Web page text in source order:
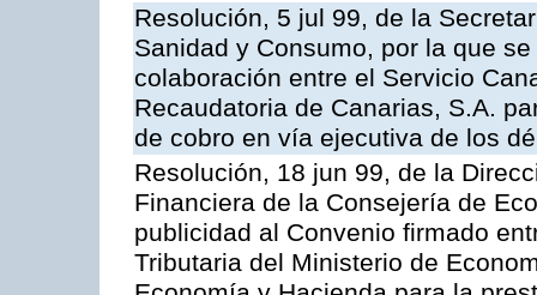
Resolución, 5 jul 99, de la
Sanidad y Consumo, por la que
colaboración entre el Servicio
Recaudatoria de Canarias, S.A.
de cobro en vía ejecutiva de los
Resolución, 18 jun 99, de la
Financiera de la Consejería de
publicidad al Convenio firmado
Tributaria del Ministerio de